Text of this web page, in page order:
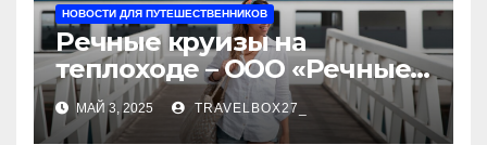
НОВОСТИ ДЛЯ ПУТЕШЕСТВЕННИКОВ
Речные круизы на
теплоходе – ООО «Речные
путешествия»
МАЙ 3, 2025 TRAVELBOX27_